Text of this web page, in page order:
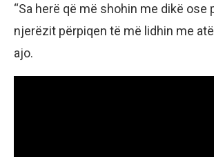
“Sa herë që më shohin me dikë ose
njerëzit përpiqen të më lidhin me atë
ajo.